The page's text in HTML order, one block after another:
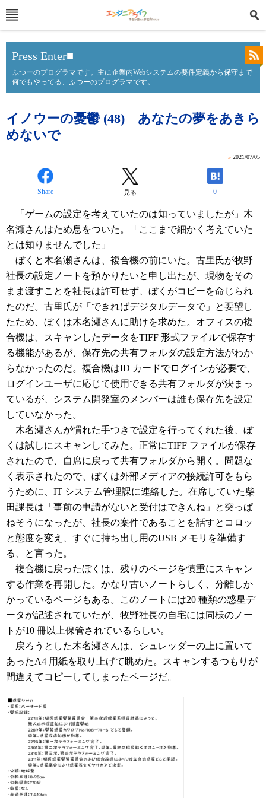
Press Enter■
ふつーのプログラマです。主に企業内Webシステムの要件定義から保守まで
何でもやってる、ふつーのプログラマです。
イノウーの憂鬱 (48) あなたの夢をあきら
めないで
» 2021/07/05
Share 見る 0
「ゲームの設定を考えていたのは知っていましたが」木
名瀬さんはため息をついた。「ここまで細かく考えていた
とは知りませんでした」
ぼくと木名瀬さんは、複合機の前にいた。古里氏が牧野
社長の設定ノートを預かりたいと申し出たが、現物をその
まま渡すことを社長は許可せず、ぼくがコピーを命じられ
たのだ。古里氏が「できればデジタルデータで」と要望し
たため、ぼくは木名瀬さんに助けを求めた。オフィスの複
合機は、スキャンしたデータをTIFF 形式ファイルで保存す
る機能があるが、保存先の共有フォルダの設定方法がわか
らなかったのだ。複合機はID カードでログインが必要で、
ログインユーザに応じて使用できる共有フォルダが決まっ
ているが、システム開発室のメンバーは誰も保存先を設定
していなかった。
木名瀬さんが慣れた手つきで設定を行ってくれた後、ぼ
くは試しにスキャンしてみた。正常にTIFF ファイルが保存
されたので、自席に戻って共有フォルダから開く。問題な
く表示されたので、ぼくは外部メディアの接続許可をもら
うために、IT システム管理課に連絡した。在席していた柴
田課長は「事前の申請がないと受付はできんね」と突っぱ
ねそうになったが、社長の案件であることを話すとコロッ
と態度を変え、すぐに持ち出し用のUSB メモリを準備す
る、と言った。
複合機に戻ったぼくは、残りのページを慎重にスキャン
する作業を再開した。かなり古いノートらしく、分離しか
かっているページもある。このノートには20 種類の惑星デ
ータが記述されていたが、牧野社長の自宅には同様のノー
トが10 冊以上保管されているらしい。
戻ろうとした木名瀬さんは、シュレッダーの上に置いて
あったA4 用紙を取り上げて眺めた。スキャンするつもりが
間違えてコピーしてしまったページだ。